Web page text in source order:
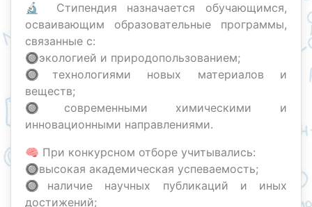
🔬 Стипендия назначается обучающимся,
осваивающим образовательные программы,
связанные с:
🔘экологией и природопользованием;
🔘технологиями новых материалов и
веществ;
🔘современными химическими и
инновационными направлениями.
🧠 При конкурсном отборе учитывались:
🔘высокая академическая успеваемость;
🔘наличие научных публикаций и иных
достижений;